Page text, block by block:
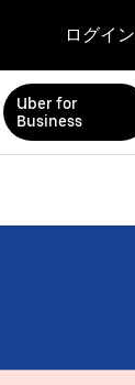
ログイン
Uber for
Business